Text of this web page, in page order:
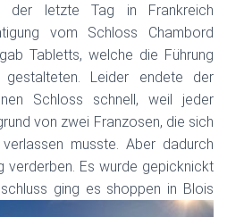
der letzte Tag in Frankreich
vom Schloss Chambord
Tabletts, welche die Führung
gestalteten. Leider endete der
Schloss schnell, weil jeder
von zwei Franzosen, die sich
musste. Aber dadurch
verderben. Es wurde gepicknickt
ging es shoppen in Blois